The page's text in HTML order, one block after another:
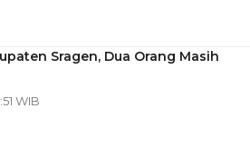
Sragen, Dua Orang Masih
WIB